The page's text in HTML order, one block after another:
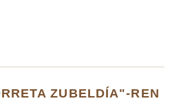
ZUBELDÍA"-REN